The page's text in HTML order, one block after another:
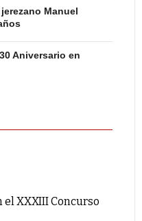
Manuel
Aniversario en
el XXXIII Concurso